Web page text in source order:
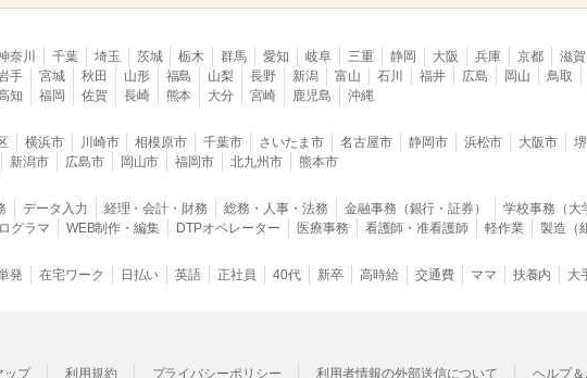
奈川 千葉 埼玉 茨城 栃木 群馬 愛知 岐阜 三重 静岡 大阪 兵庫 京都
滋賀
手 宮城 秋田 山形 福島 山梨 長野 新潟 富山 石川 福井 広島 岡山
鳥取
知 福岡 佐賀 長崎 熊本 大分 宮崎 鹿児島 沖縄
横浜市 川崎市 相模原市 千葉市 さいたま市 名古屋市 静岡市 浜松市 大阪市
新潟市 広島市 岡山市 福岡市 北九州市 熊本市
データ入力 経理・会計・財務 総務・人事・法務 金融事務（銀行・証券）
学校事務（大
グラマ
WEB制作・編集 DTPオペレーター 医療事務 看護師・准看護師 軽作業 製造（
発 在宅ワーク 日払い 英語 正社員 40代 新卒 高時給 交通費 ママ 扶養内 大
ップ 利用規約 プライバシーポリシー 利用者情報の外部送信について ヘルプ